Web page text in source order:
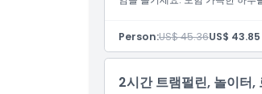
Person:US$ 45.36US$ 43.85
2시간 트램펄린, 놀이터